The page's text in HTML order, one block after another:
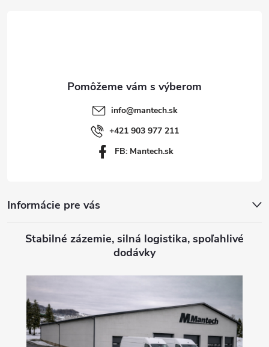
info@mantech.sk
+421 903 977 211
FB: Mantech.sk
Informácie pre vás
Stabilné zázemie, silná logistika, spoľahlivé
dodávky